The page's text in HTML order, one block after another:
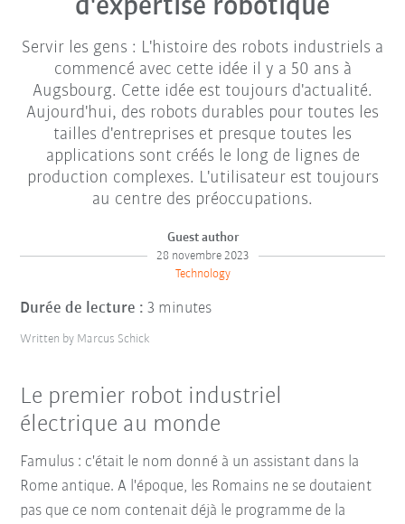
d'expertise robotique
Servir les gens : L'histoire des robots industriels a
commencé avec cette idée il y a 50 ans à
Augsbourg. Cette idée est toujours d'actualité.
Aujourd'hui, des robots durables pour toutes les
tailles d'entreprises et presque toutes les
applications sont créés le long de lignes de
production complexes. L'utilisateur est toujours
au centre des préoccupations.
Guest author
28 novembre 2023
Technology
Durée de lecture : 3 minutes
Written by Marcus Schick
Le premier robot industriel
électrique au monde
Famulus : c'était le nom donné à un assistant dans la
Rome antique. A l'époque, les Romains ne se doutaient
pas que ce nom contenait déjà le programme de la